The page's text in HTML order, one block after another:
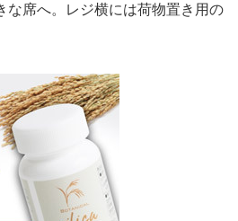
な席へ。レジ横には荷物置き用の